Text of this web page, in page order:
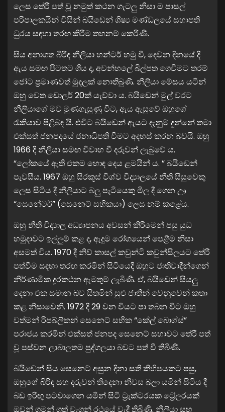
ලෙස තේරී පත් වූ නමුත් කථන ගැටලු නිසා ම පාසල්
පරිපාලකයින් විසින් බයිඩෙන් ශිෂ්‍ය මණ්ඩලයේ සභාපති
ධුරය සඳහා තරඟ කිරීම තහනම් කෙරිණි.
සිය අනාගත බිරිඳ නීලියා හන්ටර් හමු වී, දෙවන දිනයේ දී
ඇය සමඟ පිටතට ගිය ද, අවන්හලේ බිල්පත ගෙවීමට තරම්
ජෝට ප්‍රමාණවත් මුදලක් නොතිබුණි. නීලියා මේසය යටින්
ඔහු වෙත ඩොලර් 20ක් යැව්වා ය. බයිඩෙන් මුල් වරට
නීලියාගේ මව මුණගැසුණු විට, ඇය ඇසුවේ ඔහුගේ
රැකියාව පිළිබඳ යි. එවිට බයිඩෙන් ඇයට දැනුම් දුන්නේ තමා
එක්සත් ජනපදයේ ජනාධිපති වීමට අදහස් කරන බවයි. ඔහු
1966 දී නීලියා සමඟ විවාහ වී දරුවන් ලැබුවේ ය.
“ලෝකයේ ඇති එකම හොඳ දෙය ළමයින් ය. ” බයිඩෙන්
පැවසීය. 1967 ඔහු සිරකූස් විශ්ව විද්‍යාලයේ නීති සිසුවෙකු
ලෙස සිටිය දී නීලියාට බලු පැටියෙකු මිල දී ගෙන ඌ
“සෙනේටර්” (සෙනෙට් සභිකයා) ලෙස නම් කළේය.
ඔහු නීති විද්‍යාල අධ්‍යාපනය අවසන් කිරීමෙන් පසු යුධ
හමුදාවට ඉල්ලුම් කළ ද, ඇදුම රෝගයෙන් පෙළීම නිසා
අසමත් විය. 1970 දී නිව් කාසල් කවුන්ටි කවුන්සිලයට තේරී
පත්වීම සඳහා තරඟ කරමින් සිටියෙදී ඔහුට ජාතිවාදීන්ගෙන්
නිර්ණාමික දූරකථන ඇමතුම් ලැබිණි. ඒ, බයිඩෙන් සියලු
දෙනා එක සමාන බව සිතමින් සුළු ජාතීන් වෙනුවෙන් කතා
කළ නිසාවෙනි. 1972 දී 29 වන වියට පා තබන විට ඔහු
වත්මන් රිපබ්ලිකන් සෙනෙට් සභික “කේල් බොග්ස්”
පරාජය කරමින් එක්සත් ජනපද සෙනෙට් සභාවට තේරී පත්
වූ පස්වන ලාබාලතම පුද්ගලයා බවට පත් වී තිබිණි.
බයිඩෙන් සිය සෙනෙට් අසුන දිනා සති කිහිපයකට පසු,
ඔහුගේ බිරිඳ සහ දරුවන් තිදෙනා නිවස බලා යමින් සිටිය දී
බඩ ඉරිඟු පටවාගෙන යමින් සිටි ට්‍රැක්ටරයක ට්‍රේලරයක්
ඔවුන් ගමන් ගත් වැගන් රථයේ වැදී තිබිණි. නීලියා සහ